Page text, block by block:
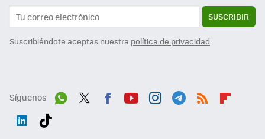
SUSCRIBIR
Suscribiéndote aceptas nuestra política de privacidad
Síguenos